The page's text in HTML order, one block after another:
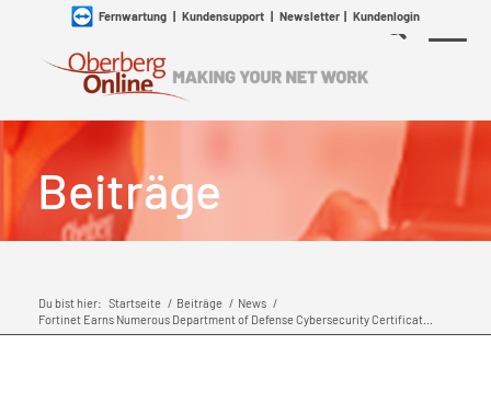
Fernwartung| Kundensupport| Newsletter| Kundenlogin
Beiträge
Du bist hier: Startseite / Beiträge / News /
Fortinet Earns Numerous Department of Defense Cybersecurity Certificat...